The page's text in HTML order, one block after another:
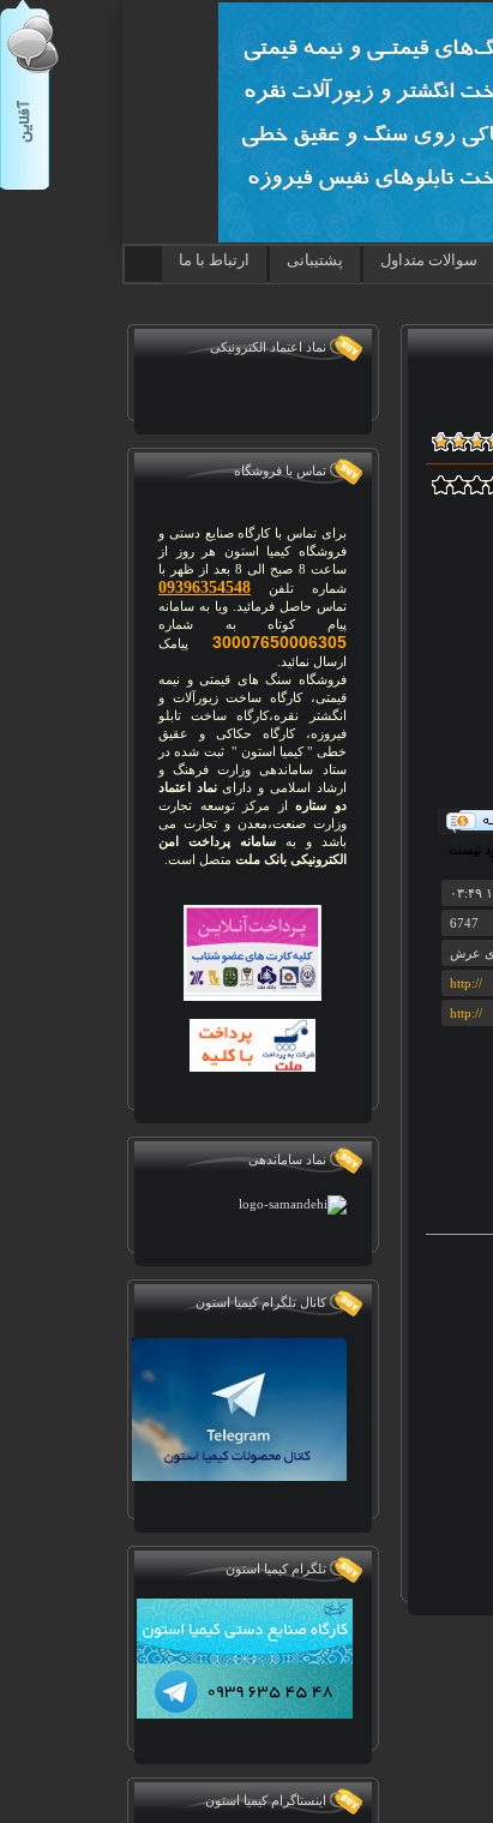
سوالات متداول پشتیبانی ارتباط با ما
نیست
6747
عرش
http://
http://
نماد اعتماد الکترونیکی
تماس با فروشگاه
برای تماس با کارگاه صنایع دستی و
فروشگاه کیمیا استون هر روز از
ساعت 8 صبح الی 8 بعد از ظهر با
شماره تلفن 09396354548
تماس حاصل فرمائید. ویا به سامانه
پیام کوتاه به شماره
30007650006305 پیامک
ارسال نمائید.
فروشگاه سنگ های قیمتی و نیمه
قیمتی، کارگاه ساخت زیورآلات و
انگشتر نقره،کارگاه ساخت تابلو
فیروزه، کارگاه حکاکی و عقیق
خطی " کیمیا استون " ثبت شده در
ستاد ساماندهی وزارت فرهنگ و
ارشاد اسلامی و داراینماد اعتماد
دو ستاره از مرکز توسعه تجارت
وزارت صنعت،معدن و تجارت می
باشد و بهسامانه پرداخت امن
الکترونیکی بانک ملت متصل است.
نماد ساماندهی
کانال تلگرام کیمیا استون
تلگرام کیمیا استون
اینستاگرام کیمیا استون